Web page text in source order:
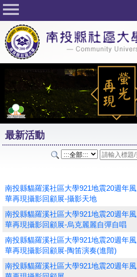
回首頁
關於社大
公佈欄
行事曆
最新活動
活動花絮
課程一覽表
志工與社團
友站連結
網路選課
學員專區
教師專區
最新活動
南投縣貓羅溪社區大學921地震20週年風
華再現攝影回顧展-攝影天地
南投縣貓羅溪社區大學921地震20週年風
華再現攝影回顧展-烏克麗麗自彈自唱
南投縣貓羅溪社區大學921地震20週年風
華再現攝影回顧展-陶笛演奏(進階)
南投縣貓羅溪社區大學921地震20週年風